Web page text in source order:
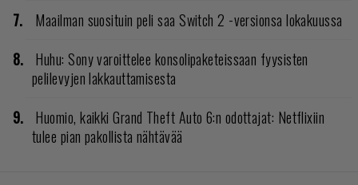
Maailman suosituin peli saa Switch 2 -versionsa lokakuussa
Huhu: Sony varoittelee konsolipaketeissaan fyysisten
pelilevyjen lakkauttamisesta
Huomio, kaikki Grand Theft Auto 6:n odottajat: Netflixiin
tulee pian pakollista nähtävää